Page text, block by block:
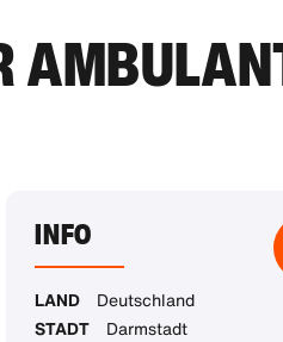
INFO
LAND Deutschland
STADT Darmstadt